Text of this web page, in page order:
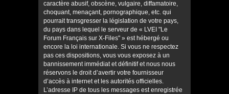
caractère abusif, obscène, vulgaire, diffamatoire,
choquant, menaçant, pornographique, etc. qui
pourrait transgresser la législation de votre pays,
du pays dans lequel le serveur de « LVEI "Le
Forum Français sur X-Files" » est hébergé ou
encore la loi internationale. Si vous ne respectez
pas ces dispositions, vous vous exposez à un
bannissement immédiat et définitif et nous nous
réservons le droit d’avertir votre fournisseur
d’accès à internet et les autorités officielles.
L’adresse IP de tous les messages est enregistrée